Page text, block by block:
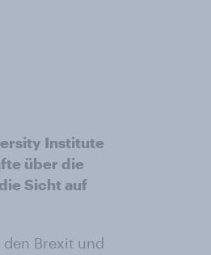
Institute
über die
Sicht auf
Brexit und